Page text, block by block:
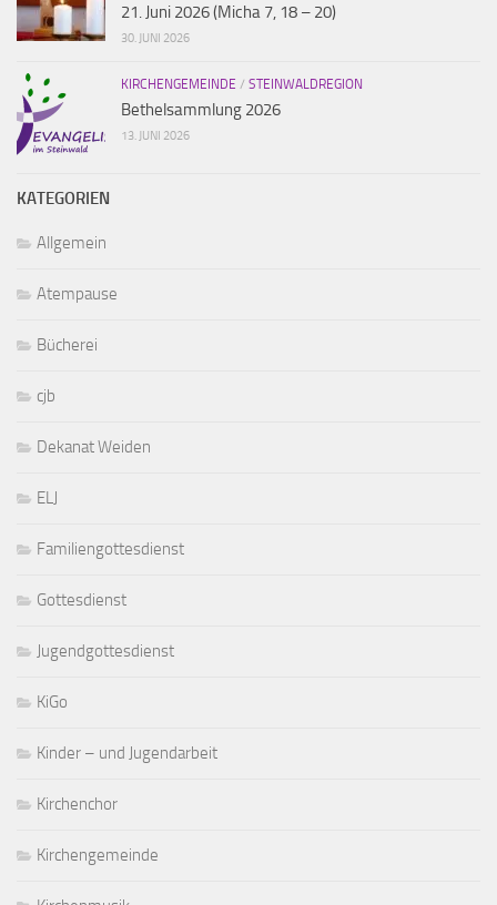
21. Juni 2026 (Micha 7, 18 – 20)
30. JUNI 2026
KIRCHENGEMEINDE / STEINWALDREGION
Bethelsammlung 2026
13. JUNI 2026
KATEGORIEN
Allgemein
Atempause
Bücherei
cjb
Dekanat Weiden
ELJ
Familiengottesdienst
Gottesdienst
Jugendgottesdienst
KiGo
Kinder – und Jugendarbeit
Kirchenchor
Kirchengemeinde